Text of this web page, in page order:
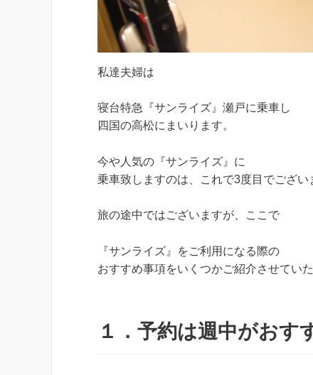
私達夫婦は
寝台特急『サンライズ』瀬戸に乗車し
四国の高松にまいります。
今や人気の『サンライズ』に
乗車致しますのは、これで3度目でござい
旅の途中ではございますが、ここで
『サンライズ』をご利用になる際の
おすすめ事項をいくつかご紹介させていた
１．予約は週中がおす